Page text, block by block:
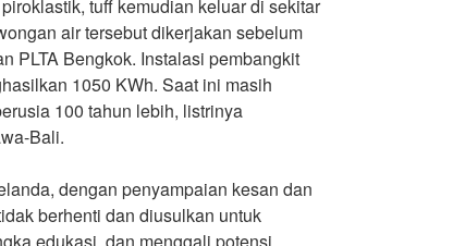
tuff kemudian keluar di sekitar
air tersebut dikerjakan sebelum
PLTA Bengkok. Instalasi pembangkit
1050 KWh. Saat ini masih
100 tahun lebih, listrinya
Bali.
dengan penyampaian kesan dan
berhenti dan diusulkan untuk
edukasi, dan menggali potensi